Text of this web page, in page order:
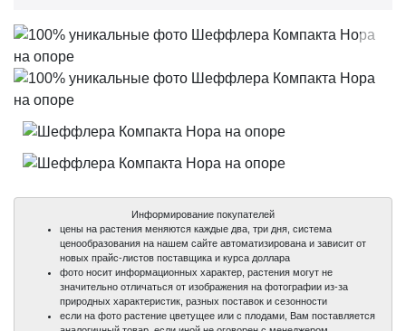
Информирование покупателей
цены на растения меняются каждые два, три дня, система
ценообразования на нашем сайте автоматизирована и зависит от
новых прайс-листов поставщика и курса доллара
фото носит информационных характер, растения могут не
значительно отличаться от изображения на фотографии из-за
природных характеристик, разных поставок и сезонности
если на фото растение цветущее или с плодами, Вам поставляется